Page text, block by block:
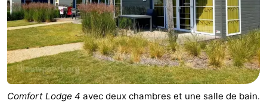
Comfort Lodge 4 avec deux chambres et une salle de bain.